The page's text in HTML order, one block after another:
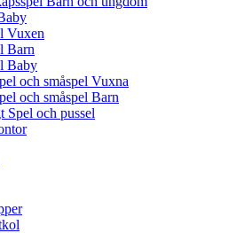
Vuxen
Barn
Baby
och småspel Vuxna
och småspel Barn
Spel och pussel